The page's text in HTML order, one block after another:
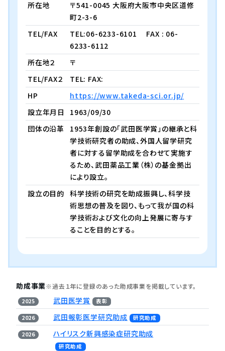
所在地
〒541-0045 大阪府大阪市中央区道修
町2-3-6
TEL/FAX
TEL:06-6233-6101
FAX : 06-
6233-6112
所在地２
〒
TEL/FAX２
TEL: FAX:
HP
https://www.takeda-sci.or.jp/
設立年月日
1963/09/30
団体の沿革
1953年創設の「武田医学賞」の継承と科
学技術研究者の助成、外国人留学研究
者に対する留学助成を合わせて実施す
るため、武田薬品工業（株）の基金拠出
により設立。
設立の目的 科学技術の研究を助成振興し、科学技
術思想の普及を図り、もって我が国の科
学技術および文化の向上発展に寄与す
ることを目的とする。
助成事業※過去１年に登録のあった助成事業を掲載しています。
2025 武田医学賞 表彰
2026 武田報彰医学研究助成 研究助成
2026 ハイリスク新興感染症研究助成
研究助成